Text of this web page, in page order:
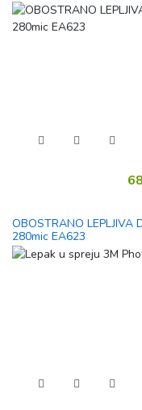
OBOSTRANO LEPLJIVA
280mic EA623